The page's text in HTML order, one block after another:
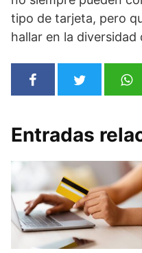
tipo de tarjeta, pero
hallar en la
Entradas